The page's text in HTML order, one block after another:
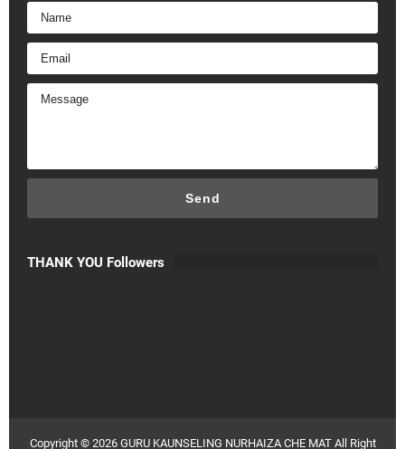
THANK YOU Followers
Copyright © 2026 GURU KAUNSELING NURHAIZA CHE MAT All Right